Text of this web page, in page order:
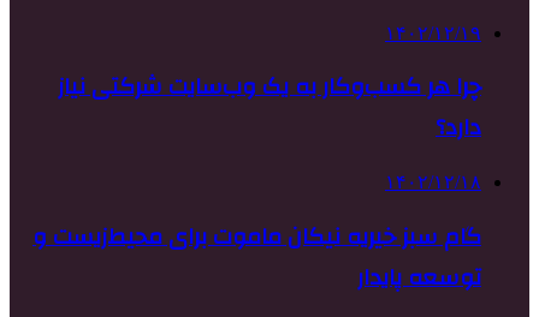
۱۴۰۲/۱۲/۱۹
چرا هر کسب‌وکار به یک وب‌سایت شرکتی نیاز
دارد؟
۱۴۰۲/۱۲/۱۸
گام سبز خیریه نیکان ماموت برای محیط‌زیست و
توسعه پایدار